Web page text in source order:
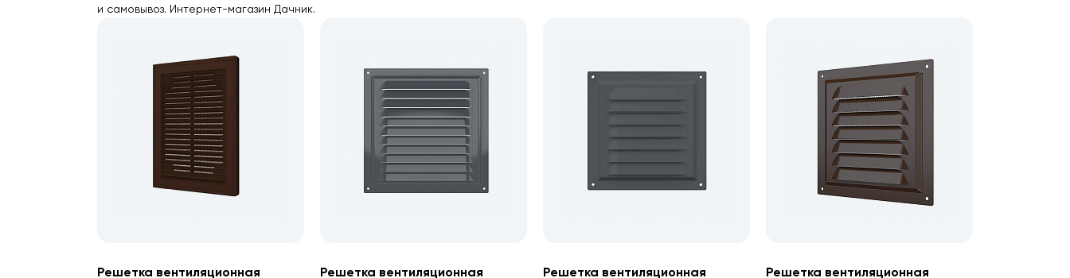
и самовывоз. Интернет-магазин Дачник.
Решетка вентиляционная
Решетка вентиляционная
Решетка вентиляционная
Решетка вентиляционная